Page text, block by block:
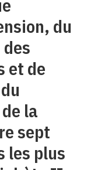
du
et de
la
sept
les plus